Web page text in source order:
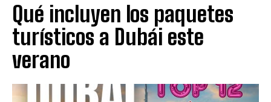
Qué incluyen los paquetes
turísticos a Dubái este
verano